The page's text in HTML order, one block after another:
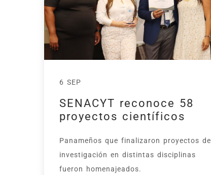
6 SEP
SENACYT reconoce 58
proyectos científicos
Panameños que finalizaron proyectos de
investigación en distintas disciplinas
fueron homenajeados.